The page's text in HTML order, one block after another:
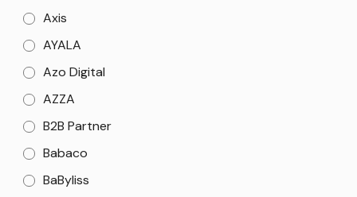
Axis
AYALA
Azo Digital
AZZA
B2B Partner
Babaco
BaByliss